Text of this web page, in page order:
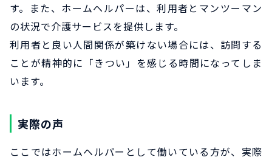
す。また、ホームヘルパーは、利用者とマンツーマン
の状況で介護サービスを提供します。
利用者と良い人間関係が築けない場合には、訪問する
ことが精神的に「きつい」を感じる時間になってしま
います。
実際の声
ここではホームヘルパーとして働いている方が、実際